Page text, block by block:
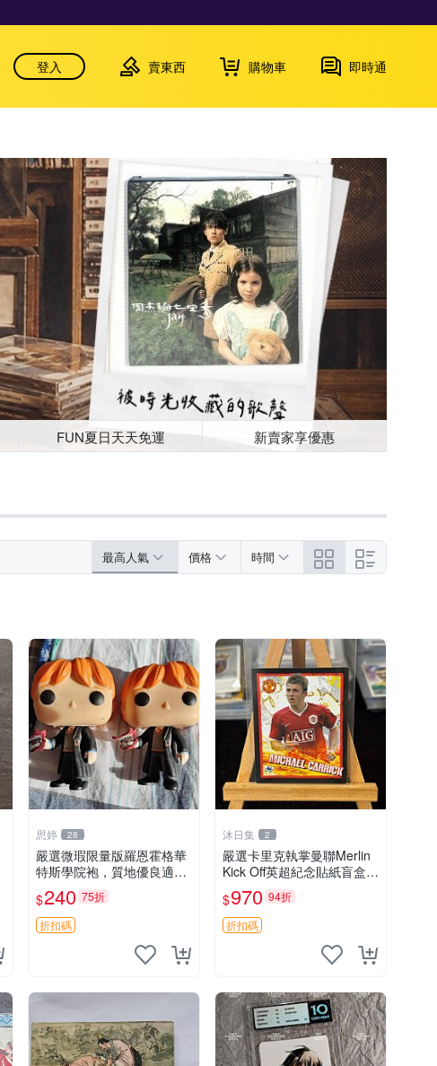
登入 賣東西 購物車 即時通
FUN夏日天天免運 新賣家享優惠
最高人氣 價格 時間
思婷 28
嚴選微瑕限量版羅恩霍格華
特斯學院袍，質地優良適合
收藏 霍格華茲 學院袍 哈利
波特
$240 75折
折扣碼
沐日集 2
嚴選卡里克執掌曼聯Merlin
Kick Off英超紀念貼紙盲盒珍
藏款 英超 貼紙 紀念盲盒
$970 94折
折扣碼